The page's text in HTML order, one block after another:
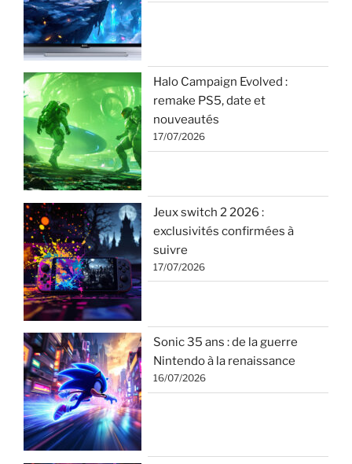
Halo Campaign Evolved :
remake PS5, date et
nouveautés
17/07/2026
Jeux switch 2 2026 :
exclusivités confirmées à
suivre
17/07/2026
Sonic 35 ans : de la guerre
Nintendo à la renaissance
16/07/2026